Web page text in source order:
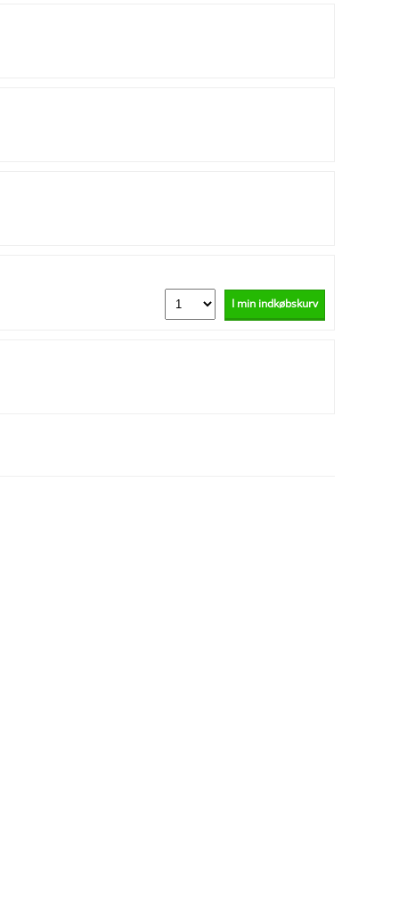
I min indkøbskurv